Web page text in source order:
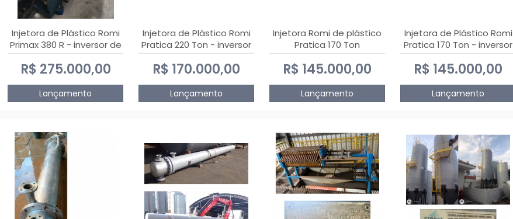
Injetora de Plástico Romi
Primax 380 R - inversor de
frequência NR 12
R$ 275.000,00
Lançamento
Injetora de Plástico Romi
Pratica 220 Ton - inversor
de frequência NR 12
R$ 170.000,00
Lançamento
Injetora Romi de plástico
Pratica 170 Ton
R$ 145.000,00
Lançamento
Injetora de Plástico Romi
Pratica 170 Ton - inversor
de frequência NR 12
R$ 145.000,00
Lançamento